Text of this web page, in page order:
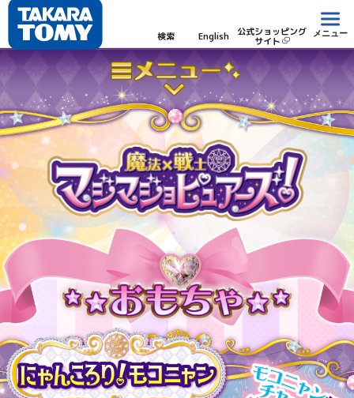
検索 English 公式ショッピング
サイト
メニュー